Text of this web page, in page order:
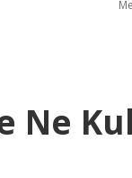
Ne